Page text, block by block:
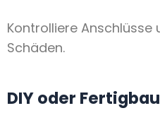
Kontrolliere Anschlüsse
Schäden.
DIY oder